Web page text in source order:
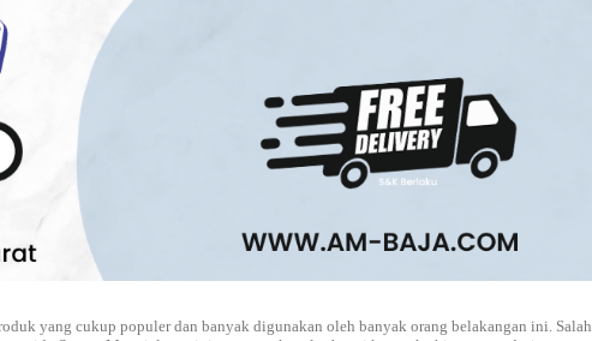
yang cukup populer dan banyak digunakan oleh banyak orang belakangan ini. Salah